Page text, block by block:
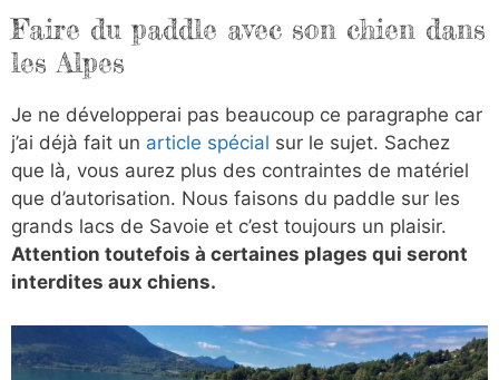
Faire du paddle avec son chien dans
les Alpes
Je ne développerai pas beaucoup ce paragraphe car
j’ai déjà fait un article spécial sur le sujet. Sachez
que là, vous aurez plus des contraintes de matériel
que d’autorisation. Nous faisons du paddle sur les
grands lacs de Savoie et c’est toujours un plaisir.
Attention toutefois à certaines plages qui seront
interdites aux chiens.